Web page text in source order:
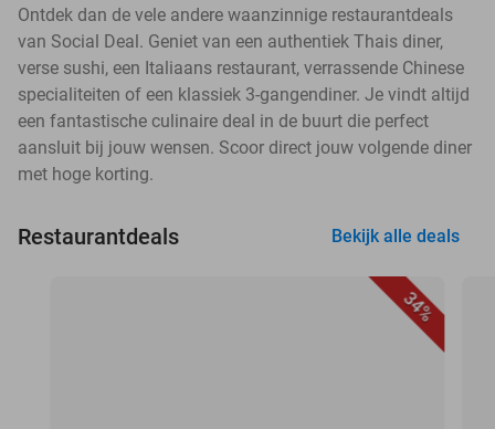
Ontdek dan de vele andere waanzinnige restaurantdeals
van Social Deal. Geniet van een authentiek Thais diner,
verse sushi, een Italiaans restaurant, verrassende Chinese
specialiteiten of een klassiek 3-gangendiner. Je vindt altijd
een fantastische culinaire deal in de buurt die perfect
aansluit bij jouw wensen. Scoor direct jouw volgende diner
met hoge korting.
Restaurantdeals Bekijk alle deals
34%